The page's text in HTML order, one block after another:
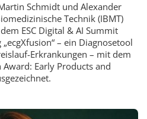
Schmidt und Alexander
Technik (IBMT)
ESC Digital & AI Summit
– ein Diagnosetool
Erkrankungen – mit dem
Early Products and